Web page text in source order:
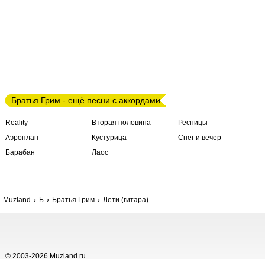
Братья Грим - ещё песни с аккордами
Reality
Аэроплан
Барабан
Вторая половина
Кустурица
Лаос
Ресницы
Снег и вечер
Muzland Б Братья Грим Лети (гитара)
© 2003-2026 Muzland.ru